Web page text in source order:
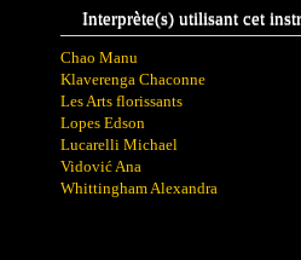
Interprète(s) utilisant cet
Chao Manu
Klaverenga Chaconne
Les Arts florissants
Lopes Edson
Lucarelli Michael
Vidović Ana
Whittingham Alexandra